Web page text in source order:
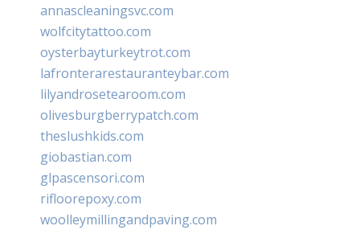
annascleaningsvc.com
wolfcitytattoo.com
oysterbayturkeytrot.com
lafronterarestauranteybar.com
lilyandrosetearoom.com
olivesburgberrypatch.com
theslushkids.com
giobastian.com
glpascensori.com
rifloorepoxy.com
woolleymillingandpaving.com